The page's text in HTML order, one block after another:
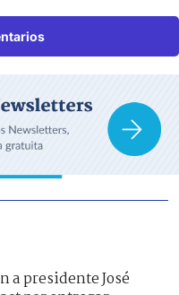
a presidente José